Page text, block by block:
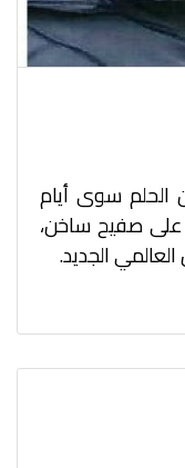
الحلم سوى أيام
على صفيح ساخن،
الجديد.